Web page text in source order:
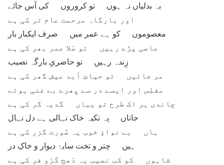
یہ بدلیاں نہ ہوں تو کروروں کی آس جائے
اور بارگاہ مرحمت عام تر کی ہے
معصوموں کو ہے عمر میں صرف ایکبار بار
عاصی پڑے رہیں تو صَلا عمر بھر کی ہے
زِندہ رہیں تو حاضریِ بارگہ نصیب
مر جائیں تو حیاتِ اَبد عیش گھر کی ہے
مفلِس اور ایسے در سے پِھرے بے غنی ہوئے
چاندی ہر اک طرح تو یہاں گدیہ گر کی ہے
جاناں پہ تکیہ خاک نہالی ہے دل نہال
ہاں بے نواؤ خوب یہ صُورت گزر کی ہے
ہیں چتر و تخت سایۂ دیوار و خاکِ در
شاہوں کو کب نصیب یہ دَھج کَرّو فر کی ہے